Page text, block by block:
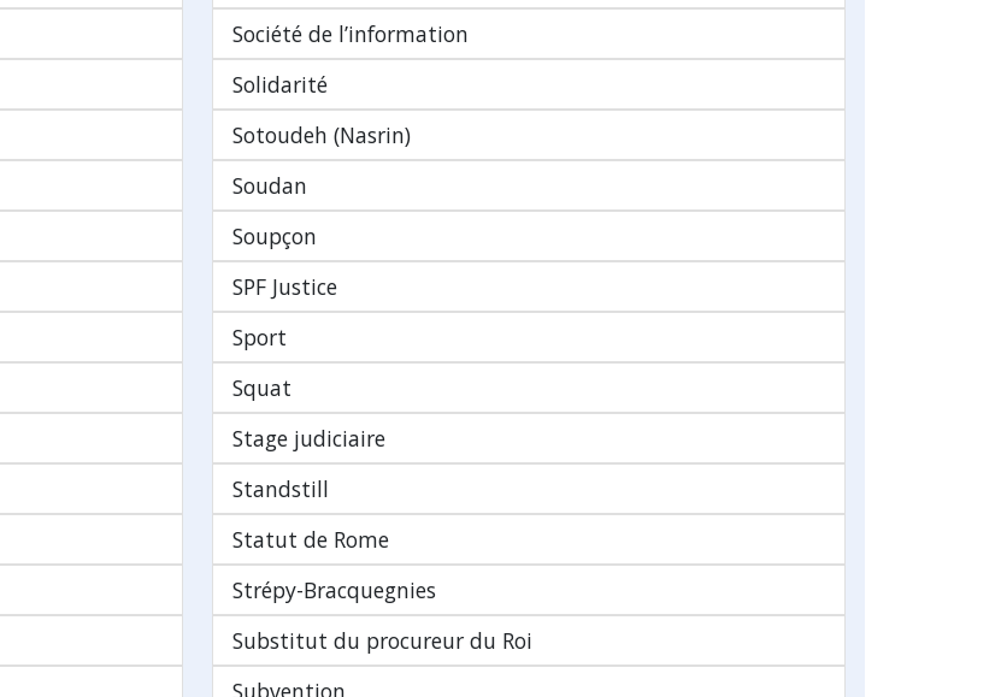
Société de l’information
Solidarité
Sotoudeh (Nasrin)
Soudan
Soupçon
SPF Justice
Sport
Squat
Stage judiciaire
Standstill
Statut de Rome
Strépy-Bracquegnies
Substitut du procureur du Roi